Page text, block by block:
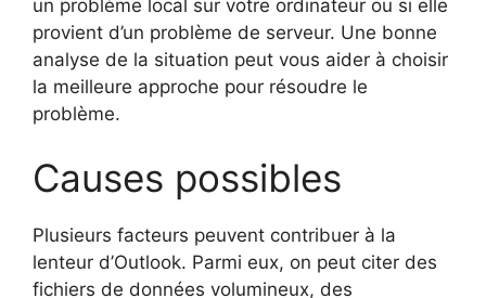
un problème local sur votre ordinateur ou si elle
provient d’un problème de serveur. Une bonne
analyse de la situation peut vous aider à choisir
la meilleure approche pour résoudre le
problème.
Causes possibles
Plusieurs facteurs peuvent contribuer à la
lenteur d’Outlook. Parmi eux, on peut citer des
fichiers de données volumineux, des